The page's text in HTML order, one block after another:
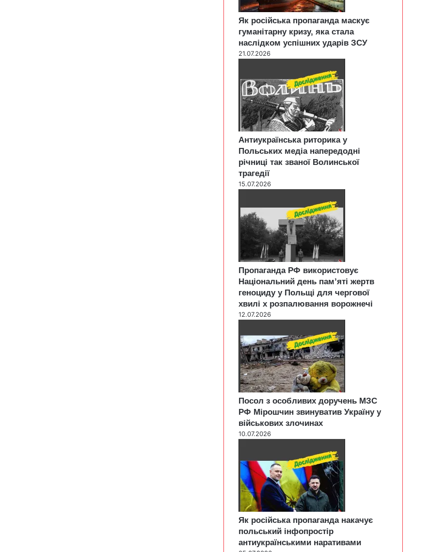
Як російська пропаганда маскує
гуманітарну кризу, яка стала
наслідком успішних ударів ЗСУ
21.07.2026
Антиукраїнська риторика у
Польських медіа напередодні
річниці так званої Волинської
трагедії
15.07.2026
Пропаганда РФ використовує
Національний день пам’яті жертв
геноциду у Польщі для чергової
хвилі х розпалювання ворожнечі
12.07.2026
Посол з особливих доручень МЗС
РФ Мірошчин звинуватив Україну у
військових злочинах
10.07.2026
Як російська пропаганда накачує
польський інфопростір
антиукраїнськими наративами